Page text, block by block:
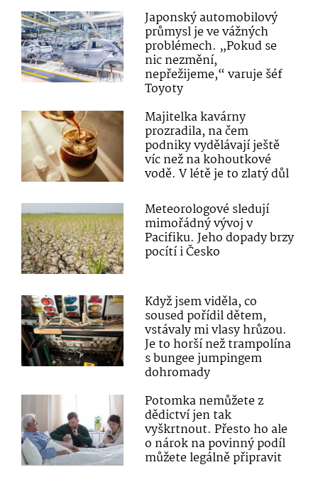
Japonský automobilový
průmysl je ve vážných
problémech. „Pokud se
nic nezmění,
nepřežijeme,“ varuje šéf
Toyoty
Majitelka kavárny
prozradila, na čem
podniky vydělávají ještě
víc než na kohoutkové
vodě. V létě je to zlatý důl
Meteorologové sledují
mimořádný vývoj v
Pacifiku. Jeho dopady brzy
pocítí i Česko
Když jsem viděla, co
soused pořídil dětem,
vstávaly mi vlasy hrůzou.
Je to horší než trampolína
s bungee jumpingem
dohromady
Potomka nemůžete z
dědictví jen tak
vyškrtnout. Přesto ho ale
o nárok na povinný podíl
můžete legálně připravit